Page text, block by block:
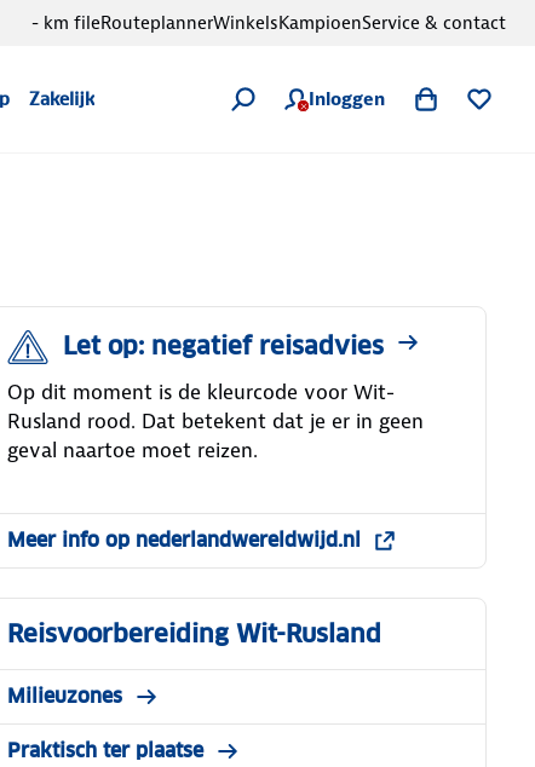
Zakelijk Inloggen
- km fileRouteplannerWinkelsKampioenService & contact
Let op: negatief reisadvies
Op dit moment is de kleurcode voor Wit-
Rusland rood. Dat betekent dat je er in geen
geval naartoe moet reizen.
Meer info op nederlandwereldwijd.nl
Reisvoorbereiding Wit-Rusland
Milieuzones
Praktisch ter plaatse